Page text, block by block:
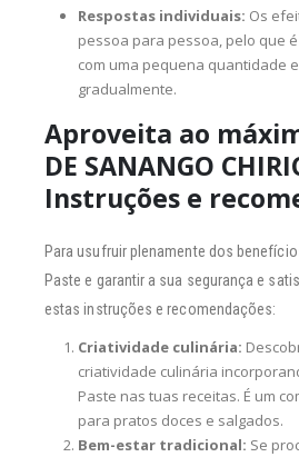
Respostas individuais: Os
pessoa para pessoa, pelo que
com uma pequena quantidade
gradualmente.
Aproveita ao
DE SANANGO
Instruções e
Para usufruir plenamente dos
Paste e garantir a sua segurança e
estas instruções e recomendações:
Criatividade culinária:
criatividade culinária
Paste nas tuas receitas. É um
para pratos doces e salgados.
Bem-estar tradicional: Se